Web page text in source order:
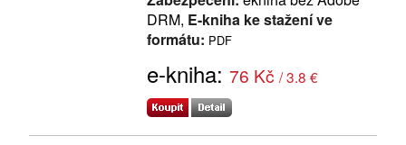
DRM, E-kniha ke stažení ve
formátu: PDF
e-kniha: 76 Kč / 3.8 €